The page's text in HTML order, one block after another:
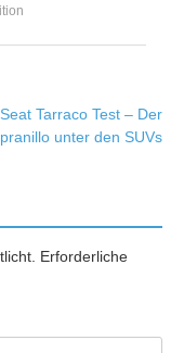
Seat Tarraco Test – Der
unter den SUVs
Erforderliche